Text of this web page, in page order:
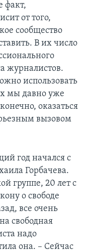
факт,
от того,
сообщество
В их число
журналистов.
использовать
мы давно уже
оказаться
вызовом
год начался с
Горбачева.
группе, 20 лет с
о свободе
все очень
свободная
надо
она. – Сейчас